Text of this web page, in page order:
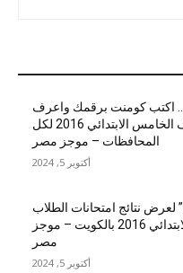
نتيجة خامسة 5 .. اكتب كومنت برقمك واعرف
نتيجة الصف الخامس الابتدائي 2016 لكل
المحافظات – موجز مصر
أكتوبر 5, 2024
موقع “taaleb” لعرض نتائج امتحانات الطلاب
المتوسط والابتدائي 2016 بالكويت – موجز
مصر
أكتوبر 5, 2024